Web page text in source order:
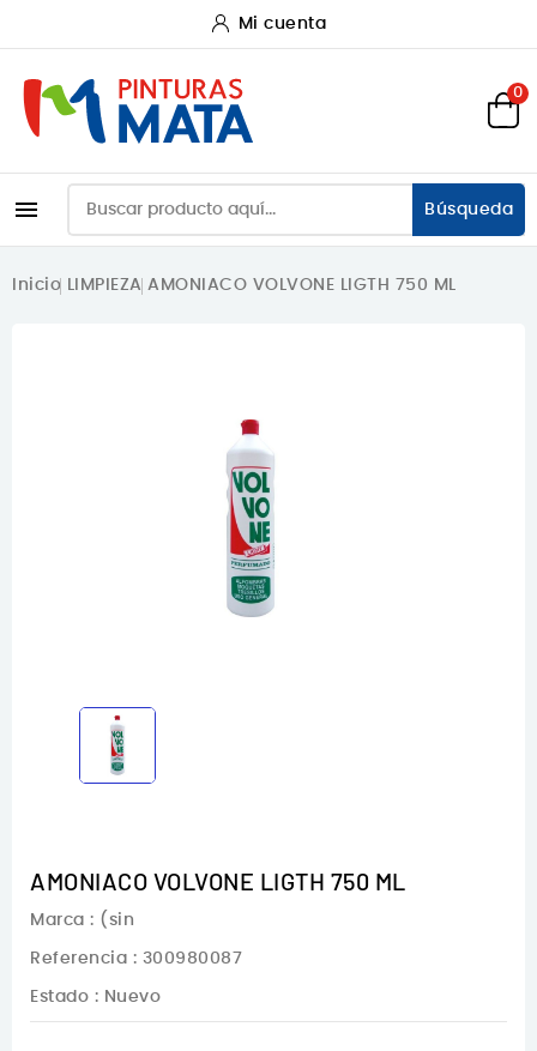
Mi cuenta
0
 Búsqueda
Inicio LIMPIEZA AMONIACO VOLVONE LIGTH 750 ML
AMONIACO VOLVONE LIGTH 750 ML
Marca : (sin
Referencia : 300980087
Estado : Nuevo